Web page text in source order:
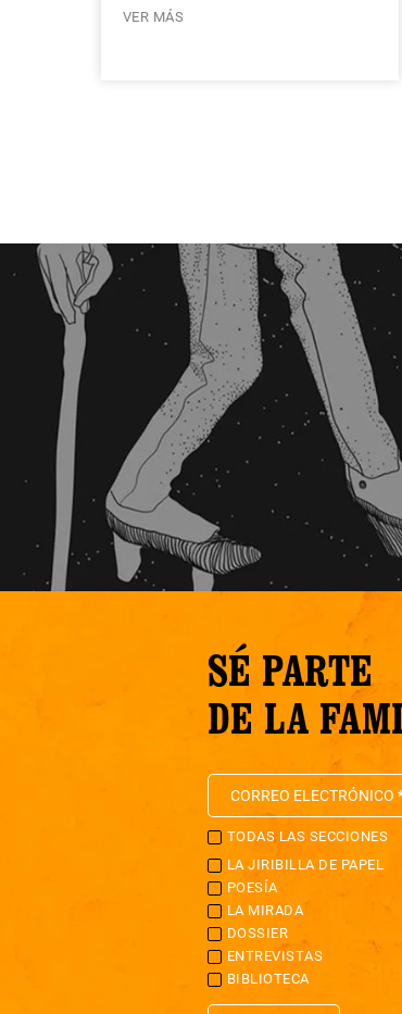
VER MÁS
SÉ PARTE
DE LA
TODAS LAS SECCIONES
LA JIRIBILLA DE PAPEL
POESÍA
LA MIRADA
DOSSIER
ENTREVISTAS
BIBLIOTECA